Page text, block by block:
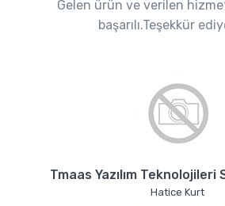
Gelen ürün ve verilen
başarılı.Teşekkür
Tmaas Yazılım Teknolojileri
Hatice Kurt